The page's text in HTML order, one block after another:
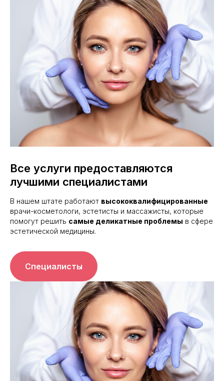
Все услуги предоставляются
лучшими специалистами
В нашем штате работают высококвалифицированные
врачи-косметологи, эстетисты и массажисты, которые
помогут решить самые деликатные проблемы в сфере
эстетической медицины.
Специалисты